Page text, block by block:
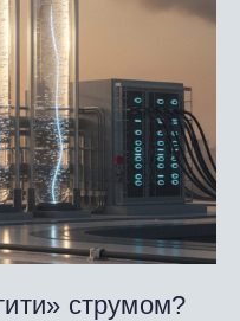
струмом?